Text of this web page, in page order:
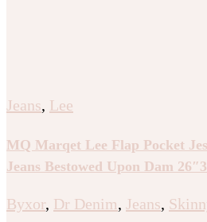
Jeans, Lee
MQ Marqet Lee Flap Pocket
Jeans Bestowed Upon Dam
Byxor, Dr Denim, Jeans,